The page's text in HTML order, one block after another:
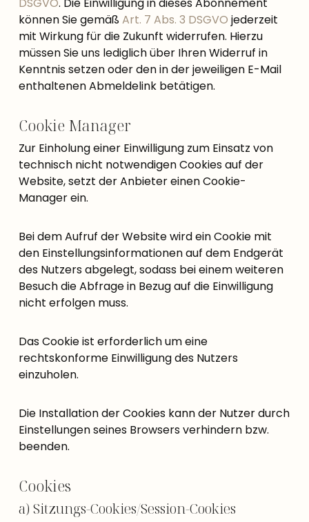
können Sie gemäßArt. 7 Abs. 3 DSGVO jederzeit
mit Wirkung für die Zukunft widerrufen. Hierzu
müssen Sie uns lediglich über Ihren Widerruf in
Kenntnis setzen oder den in der jeweiligen E-Mail
enthaltenen Abmeldelink betätigen.
Cookie Manager
Zur Einholung einer Einwilligung zum Einsatz von
technisch nicht notwendigen Cookies auf der
Website, setzt der Anbieter einen Cookie-
Manager ein.
Bei dem Aufruf der Website wird ein Cookie mit
den Einstellungsinformationen auf dem Endgerät
des Nutzers abgelegt, sodass bei einem weiteren
Besuch die Abfrage in Bezug auf die Einwilligung
nicht erfolgen muss.
Das Cookie ist erforderlich um eine
rechtskonforme Einwilligung des Nutzers
einzuholen.
Die Installation der Cookies kann der Nutzer durch
Einstellungen seines Browsers verhindern bzw.
beenden.
Cookies
a) Sitzungs-Cookies/Session-Cookies